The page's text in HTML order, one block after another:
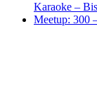
Karaoke –
Meetup: 300